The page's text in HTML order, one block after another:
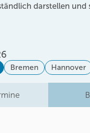
darstellen und
Bremen Hannover